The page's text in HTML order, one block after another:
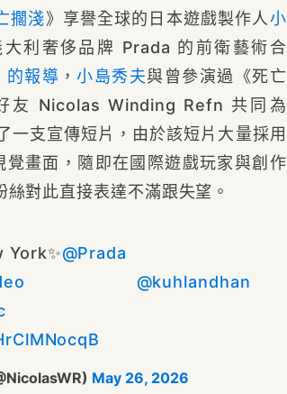
擱淺》享譽全球的日本遊戲製作人小
大利奢侈品牌 Prada 的前衛藝術合
報導 ，小島秀夫與曾參演過《死亡
友 Nicolas Winding Refn 共同為
一支宣傳短片，由於該短片大量採用
覺畫面，隨即在國際遊戲玩家與創作
對此直接表達不滿跟失望。
York✨@Prada
@kuhlandhan
May 26, 2026